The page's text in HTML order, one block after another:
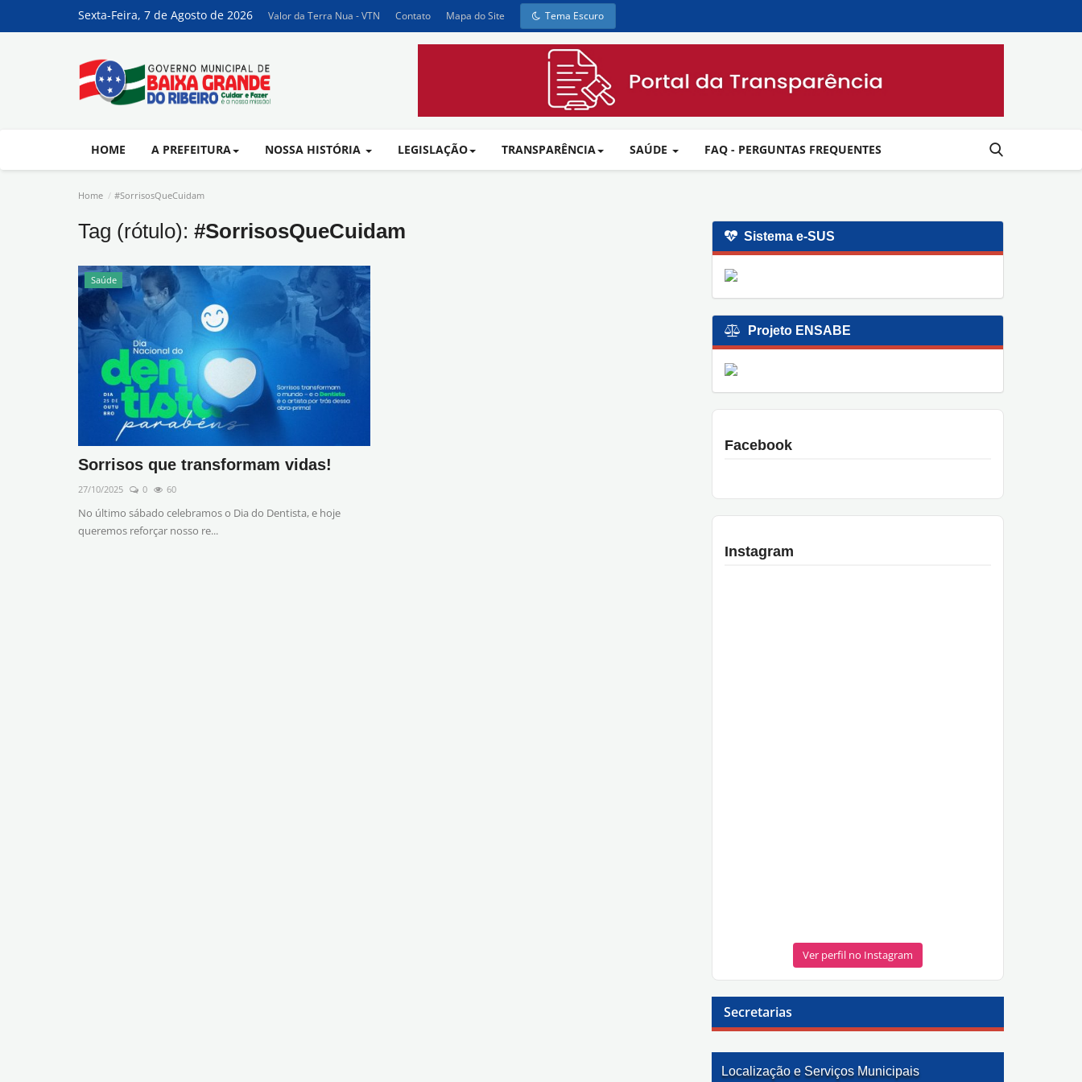
Sexta-Feira, 7 de Agosto de 2026 Valor da Terra Nua - VTN Contato Mapa do Site Tema Escuro
HOME A PREFEITURA NOSSA HISTÓRIA LEGISLAÇÃO TRANSPARÊNCIA SAÚDE FAQ - PERGUNTAS FREQUENTES
Home #SorrisosQueCuidam
Tag (rótulo): #SorrisosQueCuidam
Saúde
Sorrisos que transformam vidas!
27/10/2025 0 60
No último sábado celebramos o Dia do Dentista, e hoje
queremos reforçar nosso re...
Sistema e-SUS
Projeto ENSABE
Facebook
Instagram
Ver perfil no Instagram
Secretarias
Localização e Serviços Municipais